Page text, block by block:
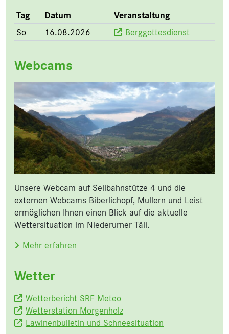
Tag Datum Veranstaltung
So 16.08.2026 Berggottesdienst
Webcams
Unsere Webcam auf Seilbahnstütze 4 und die
externen Webcams Biberlichopf, Mullern und Leist
ermöglichen Ihnen einen Blick auf die aktuelle
Wettersituation im Niederurner Täli.
Mehr erfahren
Wetter
Wetterbericht SRF Meteo
Wetterstation Morgenholz
Lawinenbulletin und Schneesituation